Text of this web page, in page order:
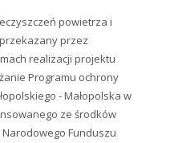
powietrza i
przez
realizacji projektu
Programu ochrony
- Małopolska w
ze środków
Narodowego Funduszu